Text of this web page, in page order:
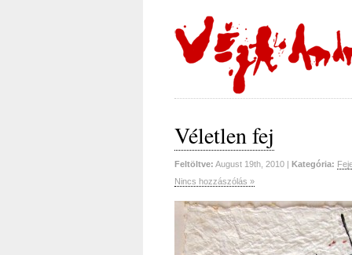
Véletlen fej
Feltöltve: August 19th, 2010 | Kategória:
Nincs hozzászólás »